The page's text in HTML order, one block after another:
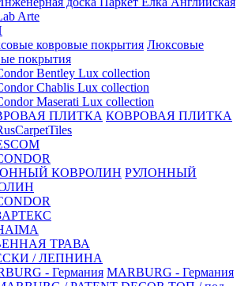
Arte
Люксовые
покрытия
Bentley Lux collection
Chablis Lux collection
Maserati Lux collection
КОВРОВАЯ ПЛИТКА
РУЛОННЫЙ
ТРАВА
/ ЛЕПНИНА
MARBURG - Германия